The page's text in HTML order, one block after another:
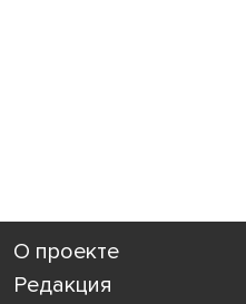
О проекте
Редакция